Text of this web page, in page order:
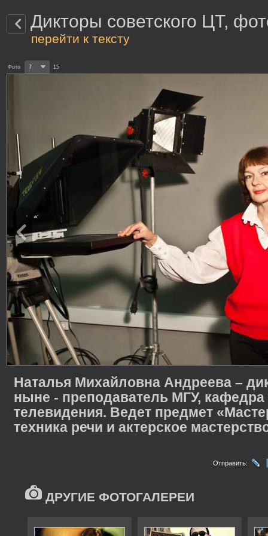
Дикторы советского ЦТ,
перейти к тексту
Фото 7 15
Наталья Михайловна Андреева –
ныне - преподаватель МГУ, кафедра
телевидения. Ведет предмет
техника речи и актерское
Отправить:
ДРУГИЕ ФОТОГАЛЕРЕИ